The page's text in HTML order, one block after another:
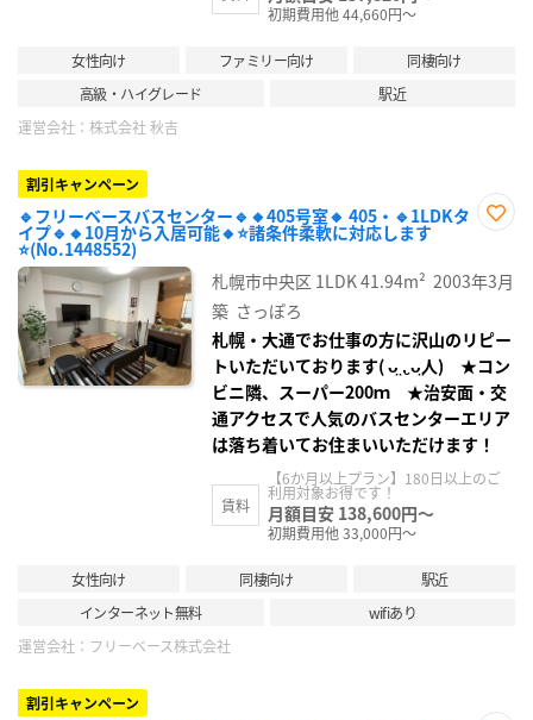
初期費用他 44,660円～
女性向け ファミリー向け
同棲向け
高級・ハイグレード
駅近
運営会社： 株式会社 秋吉
割引キャンペーン
🔹フリーベースバスセンター🔹🔸405号室🔸 405・🔹1LDKタ
イプ🔹🔸10月から入居可能🔸⭐諸条件柔軟に対応します
⭐(No.1448552)
り登
録
札幌市中央区 1LDK41.94m² 2003年3月
築 さっぽろ
札幌・大通でお仕事の方に沢山のリピー
トいただいております( ᴗ̤ .̮ ᴗ̤人) ★コン
ビニ隣、スーパー200ｍ ★治安面・交
通アクセスで人気のバスセンターエリア
は落ち着いてお住まいいただけます！
賃料
【6か月以上プラン】180日以上のご
利用対象お得です！
月額目安 138,600円～
初期費用他 33,000円～
女性向け 同棲向け
駅近
インターネット無料
wifiあり
運営会社： フリーベース株式会社
割引キャンペーン